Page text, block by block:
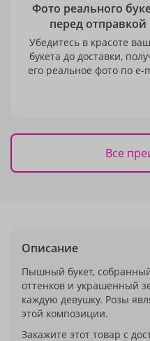
Фото реального
перед отправкой
Убедитесь в красоте
букета до доставки,
его реальное фото по e-
Все
Описание
Пышный букет,
оттенков и украшенный
каждую девушку. Розы
этой композиции.
Закажите этот товар с